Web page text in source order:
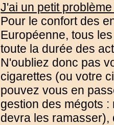
J'ai un petit
Pour le confort des
Européenne, tous
toute la durée des
N'oubliez donc pas
cigarettes (ou votre
pouvez vous en
gestion des mégots
devra les ramasser),